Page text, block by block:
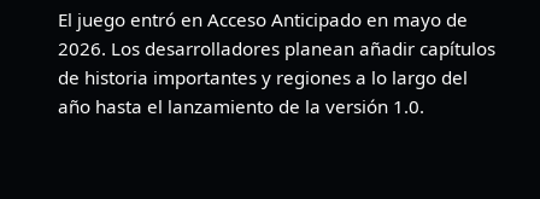
El juego entró en Acceso Anticipado en mayo de
2026. Los desarrolladores planean añadir capítulos
de historia importantes y regiones a lo largo del
año hasta el lanzamiento de la versión 1.0.